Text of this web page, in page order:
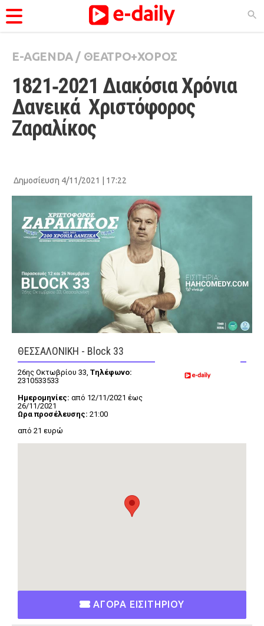
ΚΑΤΗΓΟΡΊΕΣ
Ειδήσεις
Θέματα
Videos
Life
City Guide
Pop Culture
Πάσχα Eurovision
Retro Summer
OMG LOL
A-List LGBTQI+
E-AGENDA/ ΘΕΑΤΡΟ+ΧΟΡΟΣ
1821‑2021 Διακόσια Χρόνια
Δανεικά  Χριστόφορος
Ζαραλίκος
Δημοσίευση 4/11/2021 | 17:22
ΘΕΣΣΑΛΟΝΙΚΗ - Block 33
26ης Οκτωβρίου 33, Tηλέφωνο:
2310533533
Ημερομηνίες: από 12/11/2021 έως
26/11/2021
Ωρα προσέλευσης: 21:00
από 21 ευρώ
ΑΓΟΡΑ ΕΙΣΙΤΗΡΙΟΥ